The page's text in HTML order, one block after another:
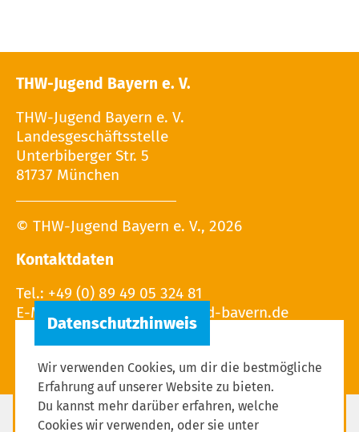
THW-Jugend Bayern e. V.
THW-Jugend Bayern e. V.
Landesgeschäftsstelle
Unterbiberger Str. 5
81737 München
© THW-Jugend Bayern e. V., 2026
Kontaktdaten
Tel.: +49 (0) 89 49 05 324 81
E-Mail:
Impressum
Wir verwenden Cookies, um dir die bestmögliche
Erfahrung auf unserer Website zu bieten.
Du kannst mehr darüber erfahren, welche
Cookies wir verwenden, oder sie unter